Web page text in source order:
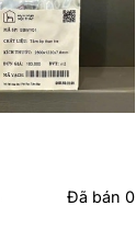
Đã bán0